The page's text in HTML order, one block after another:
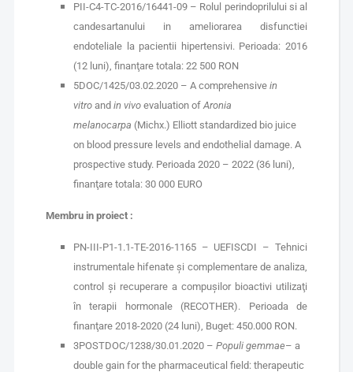
PII-C4-TC-2016/16441-09 – Rolul perindoprilului si al
candesartanului in ameliorarea disfunctiei
endoteliale la pacientii hipertensivi. Perioada: 2016
(12 luni), finanţare totala: 22 500 RON
5DOC/1425/03.02.2020 – A comprehensive in
vitro and in vivoevaluation ofAronia
melanocarpa (Michx.) Elliott standardized bio juice
on blood pressure levels and endothelial damage. A
prospective study. Perioada 2020 – 2022 (36 luni),
finanţare totala: 30 000 EURO
Membru in proiect :
PN-III-P1-1.1-TE-2016-1165 – UEFISCDI – Tehnici
instrumentale hifenate şi complementare de analiza,
control şi recuperare a compuşilor bioactivi utilizaţi
în terapii hormonale (RECOTHER). Perioada de
finanţare 2018-2020 (24 luni), Buget: 450.000 RON.
3POSTDOC/1238/30.01.2020 – Populi gemmae– a
double gain for the pharmaceutical field: therapeutic